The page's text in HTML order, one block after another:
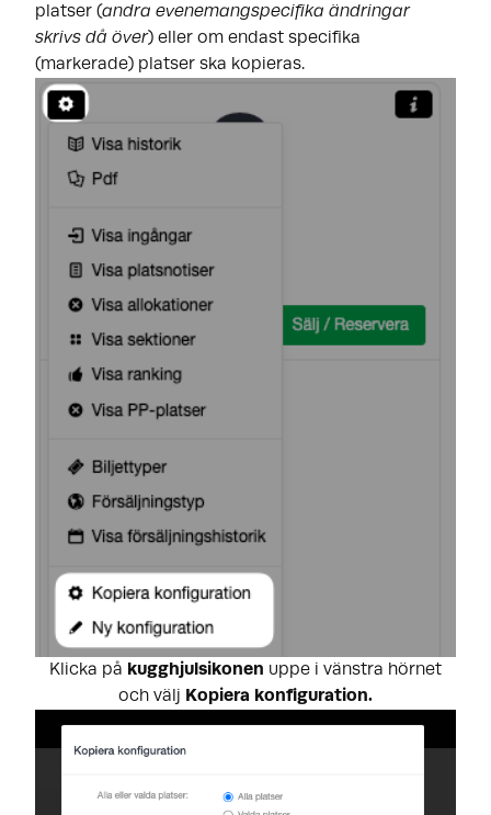
platser (andra evenemangspecifika ändringar
skrivs då över) eller om endast specifika
(markerade) platser ska kopieras.
Klicka på kugghjulsikonen uppe i vänstra hörnet
och välj Kopiera konfiguration.